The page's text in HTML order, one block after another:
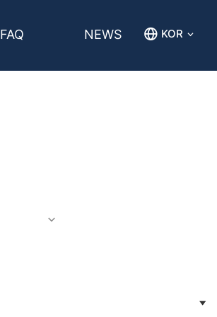
FAQ NEWS KOR